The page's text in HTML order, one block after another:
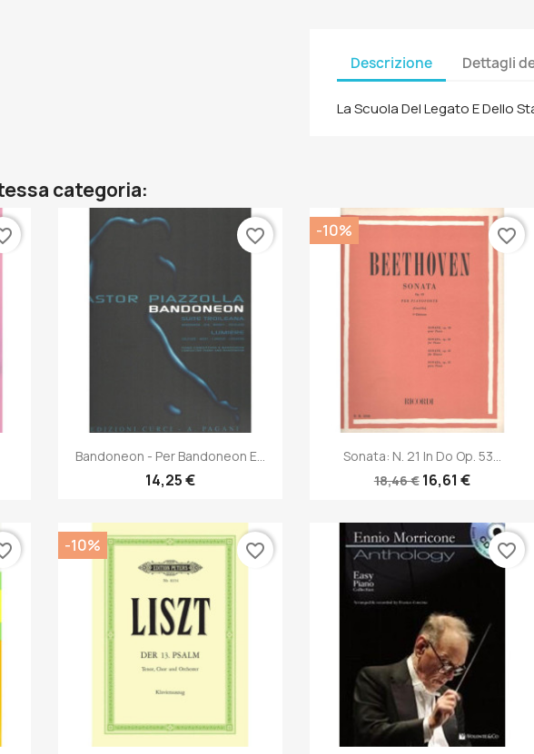
Descrizione Dettagli
La Scuola Del Legato E Dello
categoria:
 Anteprima
Bandoneon - Per Bandoneon E...
14,25 €
favorite_border
Anteprima
Sonata: N. 21 In Do Op. 53...
18,46 € 16,61 €
-10% favorite_border
-10% favorite_border favorite_border